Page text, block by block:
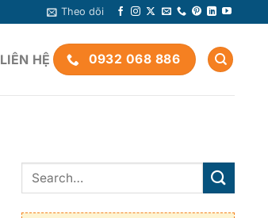
Theo dõi
LIÊN HỆ 0932 068 886